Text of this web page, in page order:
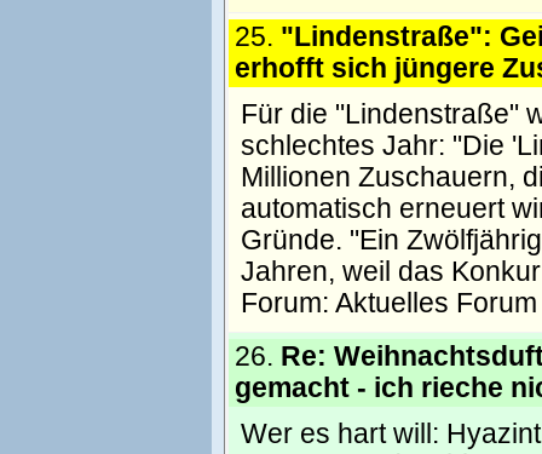
25. "Lindenstraße":
erhofft sich jüngere
Für die "Lindenstraße"
schlechtes Jahr: "Die
Millionen Zuschauern,
automatisch erneuert
Gründe. "Ein
Jahren, weil das
Forum: Aktuelles Forum
26. Re:
gemacht - ich rieche
Wer es hart will: